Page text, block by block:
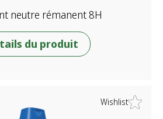
neutre rémanent 8H
du produit
Wishlist